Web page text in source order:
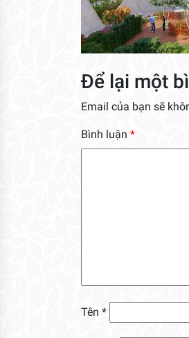
Để lại một
Email của bạn sẽ
Bình luận *
Tên *